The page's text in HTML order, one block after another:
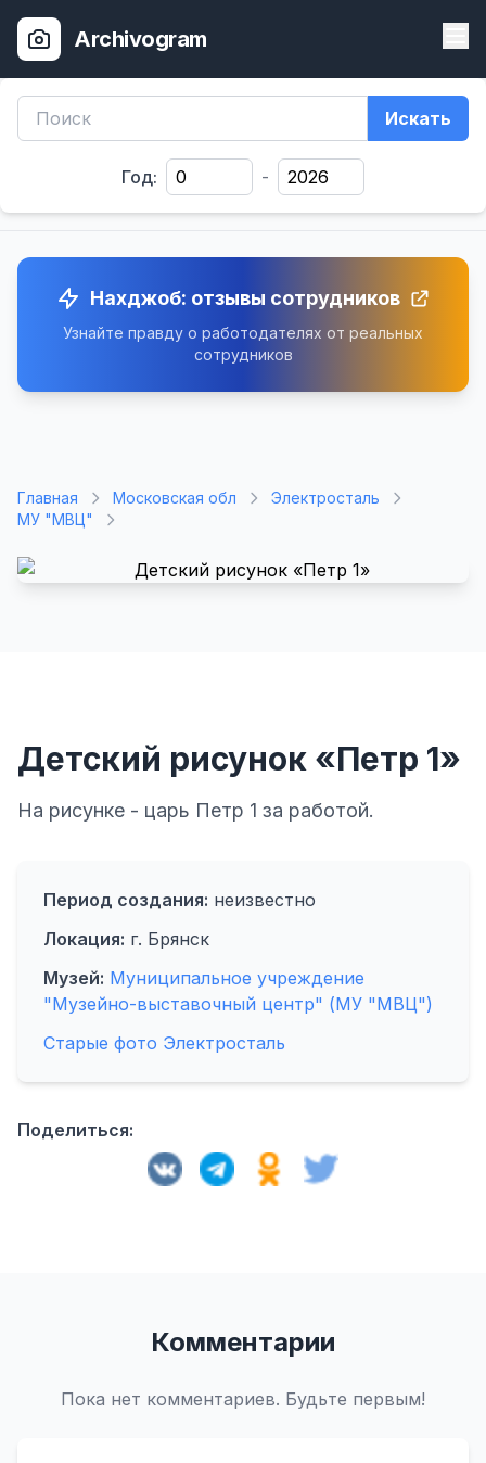
Archivogram
Искать
Год: -
Нахджоб: отзывы сотрудников
Узнайте правду о работодателях от реальных
сотрудников
Главная Московская обл
Электросталь
МУ "МВЦ"
Детский рисунок «Петр 1»
На рисунке - царь Петр 1 за работой.
Период создания: неизвестно
Локация: г. Брянск
Музей: Муниципальное учреждение
"Музейно-выставочный центр" (МУ "МВЦ")
Старые фото Электросталь
Поделиться:
Комментарии
Пока нет комментариев. Будьте первым!